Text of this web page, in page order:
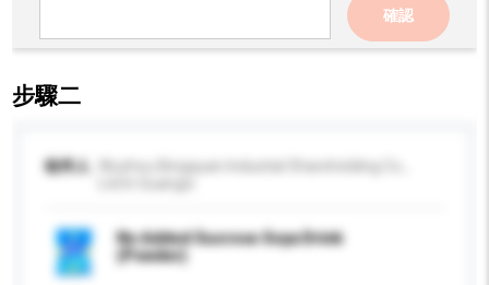
確認
步驟二
收件人
No Added Sucrose Soya Drink
(Powder)